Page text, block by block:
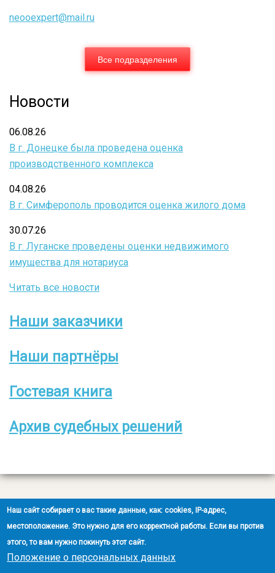
ФЗ
от7.05.2001г.
neooexpert@mail.ru
Все подразделения
Новости
06.08.26
В г. Донецке была проведена оценка
производственного комплекса
04.08.26
В г. Симферополь проводится оценка жилого дома
30.07.26
В г. Луганске проведены оценки недвижимого
имущества для нотариуса
Читать все новости
Боковое
меню
Наши заказчики
Наши партнёры
Гостевая книга
Архив судебных решений
Все права защищены
2008-2026 © ООО НЭОО «ЭКСПЕРТ»
Создание сайта- Ra-Don.ru
Наш сайт собирает о вас такие данные, как: cookies, IP-адрес,
местоположение. Это нужно для его корректной работы. Если вы против
этого, то вам нужно покинуть этот сайт.
Положение о персональных данных